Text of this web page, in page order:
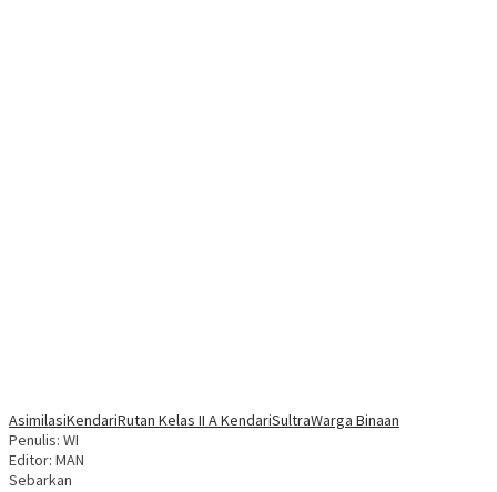
AsimilasiKendariRutan Kelas II A KendariSultraWarga Binaan
Penulis: WI
Editor: MAN
Sebarkan